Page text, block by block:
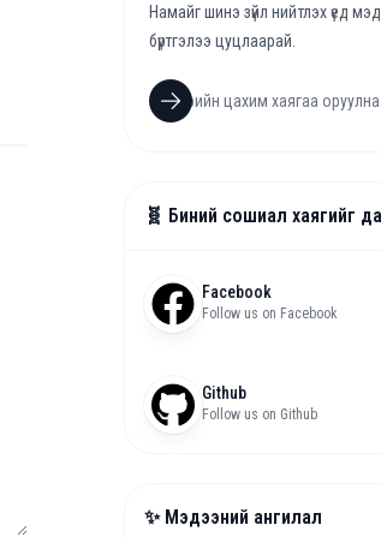
Намайг шинэ зүйл нийтлэх үед
бүртгэлээ цуцлаарай.
🧬 Биний сошиал хаягийг
Facebook
Follow us on Facebook
Github
Follow us on Github
✨ Мэдээний ангилал